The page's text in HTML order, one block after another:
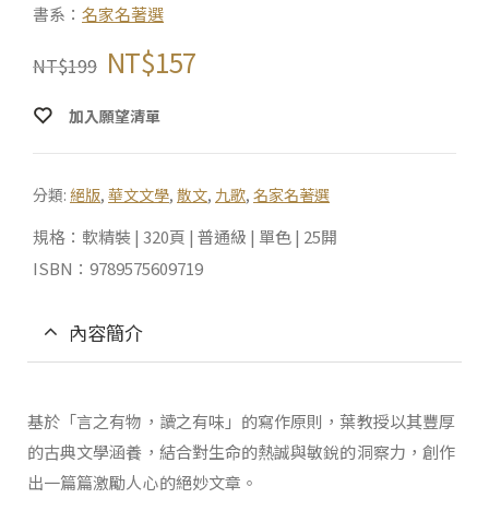
書系： 名家名著選
NT$199 NT$157
加入願望清單
分類: 絕版, 華文文學, 散文, 九歌, 名家名著選
規格：軟精裝 | 320頁 | 普通級 | 單色 | 25開
ISBN：9789575609719
內容簡介
基於「言之有物，讀之有味」的寫作原則，葉教授以其豐厚
的古典文學涵養，結合對生命的熱誠與敏銳的洞察力，創作
出一篇篇激勵人心的絕妙文章。